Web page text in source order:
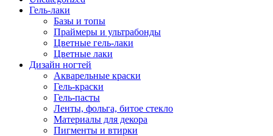
Гель-лаки
Базы и топы
Праймеры и ультрабонды
Цветные гель-лаки
Цветные лаки
Дизайн ногтей
Акварельные краски
Гель-краски
Гель-пасты
Ленты, фольга, битое стекло
Материалы для декора
Пигменты и втирки